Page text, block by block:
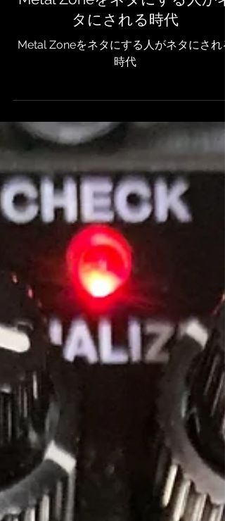
Metal Zoneをネタにする人がネ
タにされる時代
Metal Zoneをネタにする人がネタにされ